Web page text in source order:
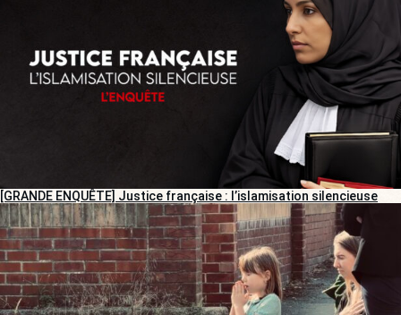
[GRANDE ENQUÊTE] Justice française : l’islamisation silencieuse